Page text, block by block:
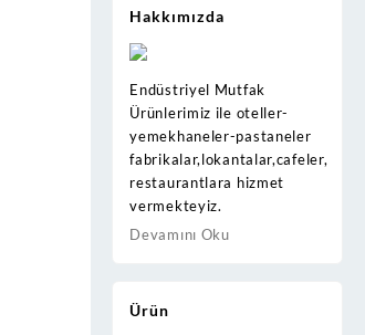
Hakkımızda
Endüstriyel Mutfak
Ürünlerimiz ile oteller-
yemekhaneler-pastaneler
fabrikalar,lokantalar,cafeler,
restaurantlara hizmet
vermekteyiz.
Devamını Oku
Ürün